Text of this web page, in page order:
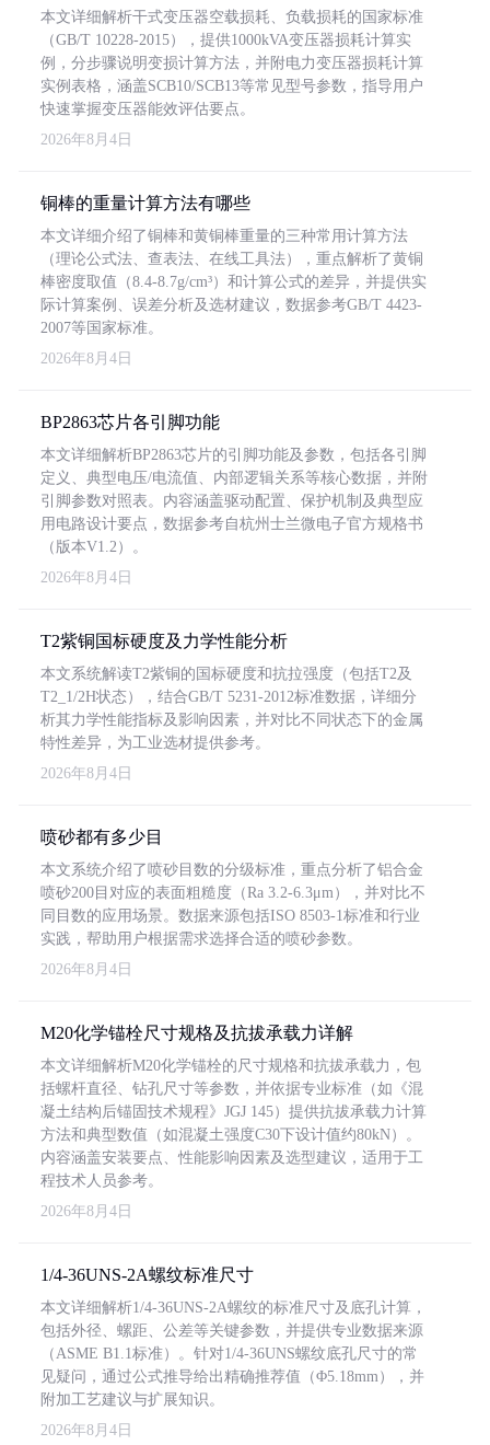
本文详细解析干式变压器空载损耗、负载损耗的国家标准
（GB/T 10228-2015），提供1000kVA变压器损耗计算实
例，分步骤说明变损计算方法，并附电力变压器损耗计算
实例表格，涵盖SCB10/SCB13等常见型号参数，指导用户
快速掌握变压器能效评估要点。
2026年8月4日
铜棒的重量计算方法有哪些
本文详细介绍了铜棒和黄铜棒重量的三种常用计算方法
（理论公式法、查表法、在线工具法），重点解析了黄铜
棒密度取值（8.4-8.7g/cm³）和计算公式的差异，并提供实
际计算案例、误差分析及选材建议，数据参考GB/T 4423-
2007等国家标准。
2026年8月4日
BP2863芯片各引脚功能
本文详细解析BP2863芯片的引脚功能及参数，包括各引脚
定义、典型电压/电流值、内部逻辑关系等核心数据，并附
引脚参数对照表。内容涵盖驱动配置、保护机制及典型应
用电路设计要点，数据参考自杭州士兰微电子官方规格书
（版本V1.2）。
2026年8月4日
T2紫铜国标硬度及力学性能分析
本文系统解读T2紫铜的国标硬度和抗拉强度（包括T2及
T2_1/2H状态），结合GB/T 5231-2012标准数据，详细分
析其力学性能指标及影响因素，并对比不同状态下的金属
特性差异，为工业选材提供参考。
2026年8月4日
喷砂都有多少目
本文系统介绍了喷砂目数的分级标准，重点分析了铝合金
喷砂200目对应的表面粗糙度（Ra 3.2-6.3μm），并对比不
同目数的应用场景。数据来源包括ISO 8503-1标准和行业
实践，帮助用户根据需求选择合适的喷砂参数。
2026年8月4日
M20化学锚栓尺寸规格及抗拔承载力详解
本文详细解析M20化学锚栓的尺寸规格和抗拔承载力，包
括螺杆直径、钻孔尺寸等参数，并依据专业标准（如《混
凝土结构后锚固技术规程》JGJ 145）提供抗拔承载力计算
方法和典型数值（如混凝土强度C30下设计值约80kN）。
内容涵盖安装要点、性能影响因素及选型建议，适用于工
程技术人员参考。
2026年8月4日
1/4-36UNS-2A螺纹标准尺寸
本文详细解析1/4-36UNS-2A螺纹的标准尺寸及底孔计算，
包括外径、螺距、公差等关键参数，并提供专业数据来源
（ASME B1.1标准）。针对1/4-36UNS螺纹底孔尺寸的常
见疑问，通过公式推导给出精确推荐值（Φ5.18mm），并
附加工艺建议与扩展知识。
2026年8月4日